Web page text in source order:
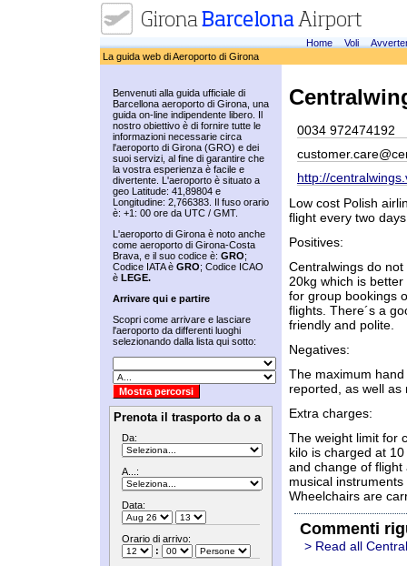
Home Voli
La guida web di Aeroporto di Girona
Benvenuti alla guida ufficiale di
Barcellona aeroporto di Girona, una
guida on-line indipendente libero. Il
nostro obiettivo è di fornire tutte le
informazioni necessarie circa
l'aeroporto di Girona (GRO) e dei
suoi servizi, al fine di garantire che
la vostra esperienza è facile e
divertente. L'aeroporto è situato a
geo Latitude: 41,89804 e
Longitudine: 2,766383. Il fuso orario
è: +1: 00 ore da UTC / GMT.
L'aeroporto di Girona è noto anche
come aeroporto di Girona-Costa
Brava, e il suo codice è: GRO;
Codice IATA è GRO; Codice ICAO
è LEGE.
Arrivare qui e partire
Scopri come arrivare e lasciare
l'aeroporto da differenti luoghi
selezionando dalla lista qui sotto:
Prenota il trasporto da o a
Da:
A...:
Data:
Orario di arrivo:
:
0034 972474192
http://
Low cost Polish
flight every two
Positives:
Centralwings do
20kg which is
for group bookings
flights. There´s a
friendly and polite.
Negatives:
The maximum
reported, as well as
Extra charges:
The weight limit for
kilo is charged at
and change of
musical
Wheelchairs are
Commenti
> Read all